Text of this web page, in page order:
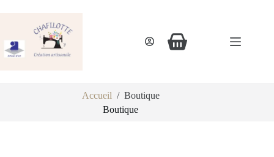
Accueil / Boutique
Boutique